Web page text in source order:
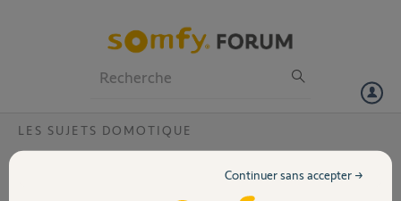
Volet
LES SUJETS DOMOTIQUE
Box d occasion comment la réinitialiser?
Continuer sans accepter →